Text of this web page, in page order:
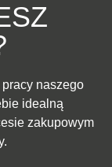
naszego
idealną
zakupowym